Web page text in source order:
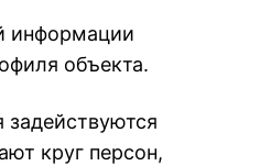
информации
объекта.
круг персон,